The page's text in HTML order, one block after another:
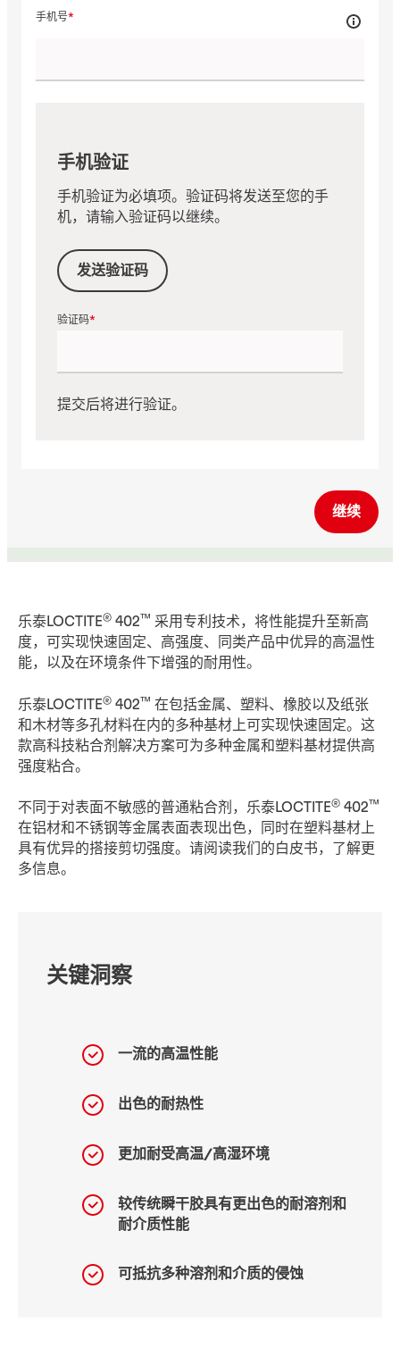
手机号
手机验证
手机验证为必填项。验证码将发送至您的手
机，请输入验证码以继续。
验证码
提交后将进行验证。
发送验证码
继续
乐泰LOCTITE® 402™ 采用专利技术，将性能提升至新高
度，可实现快速固定、高强度、同类产品中优异的高温性
能，以及在环境条件下增强的耐用性。
乐泰LOCTITE® 402™ 在包括金属、塑料、橡胶以及纸张
和木材等多孔材料在内的多种基材上可实现快速固定。这
款高科技粘合剂解决方案可为多种金属和塑料基材提供高
强度粘合。
不同于对表面不敏感的普通粘合剂，乐泰LOCTITE® 402™
在铝材和不锈钢等金属表面表现出色，同时在塑料基材上
具有优异的搭接剪切强度。请阅读我们的白皮书，了解更
多信息。
关键洞察
一流的高温性能
出色的耐热性
更加耐受高温/高湿环境
较传统瞬干胶具有更出色的耐溶剂和
耐介质性能
可抵抗多种溶剂和介质的侵蚀